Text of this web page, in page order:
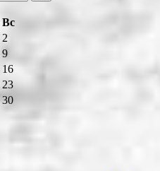
Вс
2
9
16
23
30